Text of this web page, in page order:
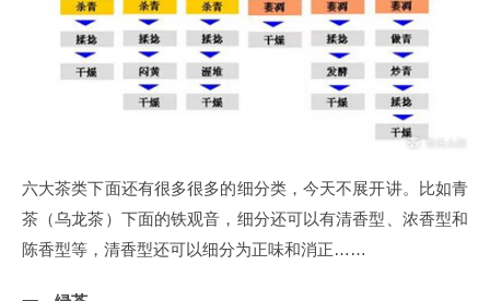
六大茶类下面还有很多很多的细分类，今天不展开讲。比如青
茶（乌龙茶）下面的铁观音，细分还可以有清香型、浓香型和
陈香型等，清香型还可以细分为正味和消正……